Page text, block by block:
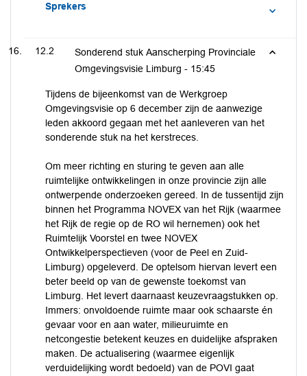
Sprekers
12.2
Sonderend stuk Aanscherping Provinciale
Omgevingsvisie Limburg - 15:45
Tijdens de bijeenkomst van de Werkgroep
Omgevingsvisie op 6 december zijn de aanwezige
leden akkoord gegaan met het aanleveren van het
sonderende stuk na het kerstreces.
Om meer richting en sturing te geven aan alle
ruimtelijke ontwikkelingen in onze provincie zijn alle
ontwerpende onderzoeken gereed. In de tussentijd zijn
binnen het Programma NOVEX van het Rijk (waarmee
het Rijk de regie op de RO wil hernemen) ook het
Ruimtelijk Voorstel en twee NOVEX
Ontwikkelperspectieven (voor de Peel en Zuid-
Limburg) opgeleverd. De optelsom hiervan levert een
beter beeld op van de gewenste toekomst van
Limburg. Het levert daarnaast keuzevraagstukken op.
Immers: onvoldoende ruimte maar ook schaarste én
gevaar voor en aan water, milieuruimte en
netcongestie betekent keuzes en duidelijke afspraken
maken. De actualisering (waarmee eigenlijk
verduidelijking wordt bedoeld) van de POVI gaat